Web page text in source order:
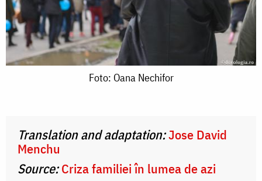
Foto: Oana Nechifor
Translation and adaptation:Jose David
Menchu
Source:Criza familiei în lumea de azi